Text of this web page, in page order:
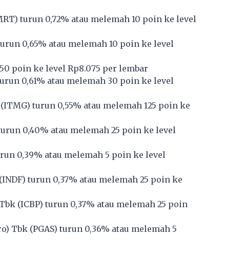
) turun 0,72% atau melemah 10 poin ke level
0,65% atau melemah 10 poin ke level
poin ke level Rp8.075 per lembar
0,61% atau melemah 30 poin ke level
ITMG) turun 0,55% atau melemah 125 poin ke
0,40% atau melemah 25 poin ke level
0,39% atau melemah 5 poin ke level
INDF) turun 0,37% atau melemah 25 poin ke
(ICBP) turun 0,37% atau melemah 25 poin
Tbk (PGAS) turun 0,36% atau melemah 5